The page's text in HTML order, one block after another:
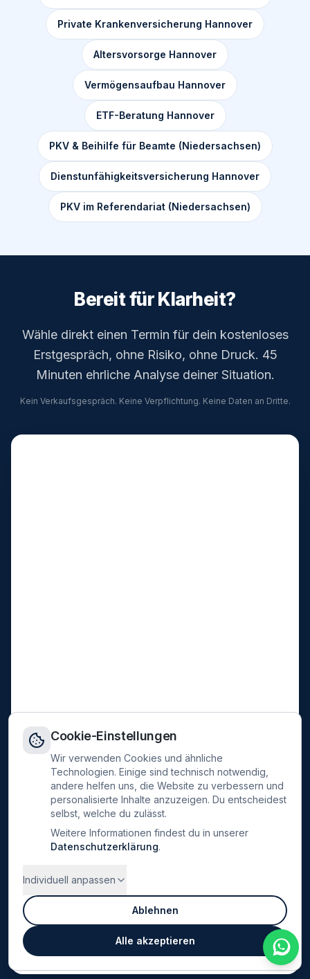
Cookie-Einstellungen
Wir verwenden Cookies und ähnliche
Technologien. Einige sind technisch notwendig,
andere helfen uns, die Website zu verbessern und
personalisierte Inhalte anzuzeigen. Du entscheidest
selbst, welche du zulässt.
Weitere Informationen findest du in unserer
Datenschutzerklärung.
Individuell anpassen
Ablehnen
Alle akzeptieren
Private Krankenversicherung Hannover
Altersvorsorge Hannover
Vermögensaufbau Hannover
ETF-Beratung Hannover
PKV & Beihilfe für Beamte (Niedersachsen)
Dienstunfähigkeitsversicherung Hannover
PKV im Referendariat (Niedersachsen)
Bereit für Klarheit?
Wähle direkt einen Termin für dein kostenloses
Erstgespräch, ohne Risiko, ohne Druck. 45
Minuten ehrliche Analyse deiner Situation.
Kein Verkaufsgespräch. Keine Verpflichtung. Keine Daten an Dritte.